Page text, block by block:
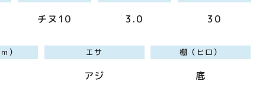
チヌ10 3.0 30
） エサ
アジ
棚（ヒロ）
底